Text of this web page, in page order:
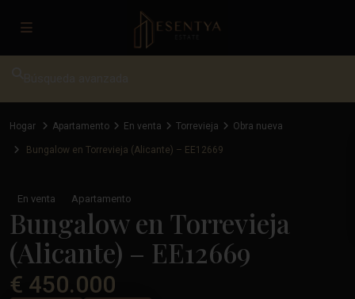
Hogar Apartamento En venta Torrevieja Obra nueva
Bungalow en Torrevieja (Alicante) – EE12669
En venta Apartamento
Bungalow en Torrevieja
(Alicante) – EE12669
€ 450.000